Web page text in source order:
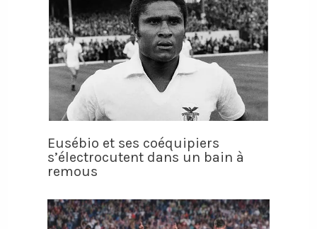
Eusébio et ses coéquipiers
s’électrocutent dans un bain à
remous